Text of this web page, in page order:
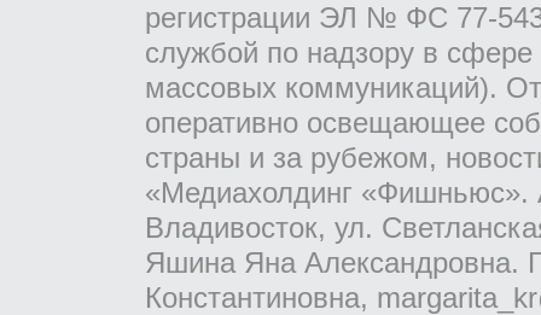
регистрации ЭЛ № ФС 77-
службой по надзору в
массовых коммуникаций).
оперативно освещающее
страны и за рубежом,
«Медиахолдинг «Фишньюс».
Владивосток, ул.
Яшина Яна Александровна.
Константиновна,